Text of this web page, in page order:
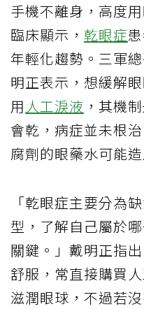
手機不離身，高度
臨床顯示， 乾眼症
年輕化趨勢。三軍
明正表示，想緩解
用 人工淚液 ，其機
會乾，病症並未根
腐劑的眼藥水可能
「乾眼症主要分為
型，了解自己屬於
關鍵。」戴明正指
舒服，常直接購買
滋潤眼球，不過若